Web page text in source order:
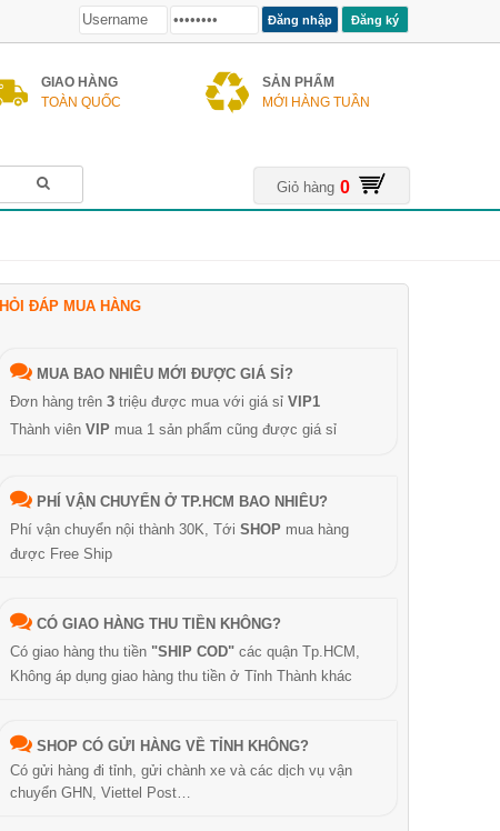
Đăng ký
GIAO HÀNG
TOÀN QUỐC
SẢN PHẨM
MỚI HÀNG TUẦN
Giỏ hàng 0
HỎI ĐÁP MUA HÀNG
MUA BAO NHIÊU MỚI ĐƯỢC GIÁ SỈ?
Đơn hàng trên 3 triệu được mua với giá sỉ VIP1
Thành viên VIP mua 1 sản phẩm cũng được giá sỉ
PHÍ VẬN CHUYỂN Ở TP.HCM BAO NHIÊU?
Phí vận chuyển nội thành 30K, Tới SHOP mua hàng
được Free Ship
CÓ GIAO HÀNG THU TIỀN KHÔNG?
Có giao hàng thu tiền "SHIP COD" các quận Tp.HCM,
Không áp dụng giao hàng thu tiền ở Tỉnh Thành khác
SHOP CÓ GỬI HÀNG VỀ TỈNH KHÔNG?
Có gửi hàng đi tỉnh, gửi chành xe và các dịch vụ vận
chuyển GHN, Viettel Post…